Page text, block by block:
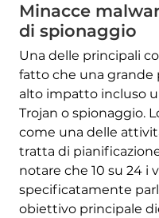
Minacce
di spionaggio
Una delle principali
fatto che una grande
alto impatto incluso
Trojan o spionaggio.
come una delle
tratta di
notare che 10 su 24 i
specificatamente
obiettivo principale